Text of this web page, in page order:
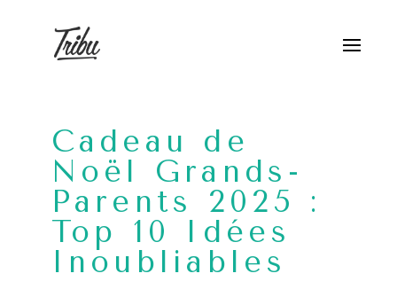
Cadeau de
Noël Grands-
Parents 2025 :
Top 10 Idées
Inoubliables